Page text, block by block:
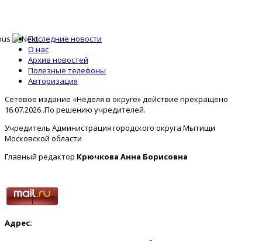
Последние новости
О нас
Архив новостей
Полезные телефоны
Авторизация
Сетевое издание «Неделя в округе» действие прекращено
16.07.2026 .По решению учредителей.
Учредитель Администрация городского округа Мытищи
Московской области
Главный редактор Крючкова Анна Борисовна
Адрес: